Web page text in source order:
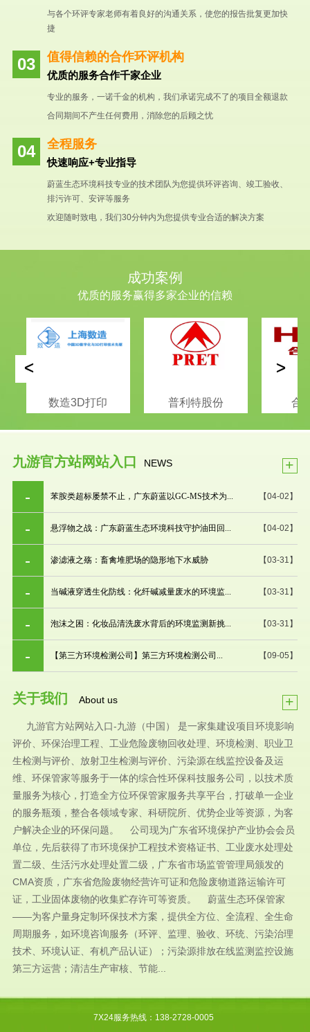
与各个环评专家老师有着良好的沟通关系，使您的报告批复更加快
捷
值得信赖的合作环评机构
优质的服务合作千家企业
专业的服务，一诺千金的机构，我们承诺完成不了的项目全额退款
合同期间不产生任何费用，消除您的后顾之忧
全程服务
快速响应+专业指导
蔚蓝生态环境科技专业的技术团队为您提供环评咨询、竣工验收、
排污许可、安评等服务
欢迎随时致电，我们30分钟内为您提供专业合适的解决方案
成功案例
优质的服务赢得多家企业的信赖
数造3D打印 普利特股份 合
< >
九游官方站网站入口 NEWS +
【04-02】
苯胺类超标屡禁不止，广东蔚蓝以GC-MS技术为...
【04-02】
悬浮物之战：广东蔚蓝生态环境科技守护油田回...
【03-31】
渗滤液之殇：畜禽堆肥场的隐形地下水威胁
【03-31】
当碱液穿透生化防线：化纤碱减量废水的环境监...
【03-31】
泡沫之困：化妆品清洗废水背后的环境监测新挑...
【09-05】
【第三方环境检测公司】第三方环境检测公司...
关于我们 About us +
九游官方站网站入口-九游（中国） 是一家集建设项目环境影响
评价、环保治理工程、工业危险废物回收处理、环境检测、职业卫
生检测与评价、放射卫生检测与评价、污染源在线监控设备及运
维、环保管家等服务于一体的综合性环保科技服务公司，以技术质
量服务为核心，打造全方位环保管家服务共享平台，打破单一企业
的服务瓶颈，整合各领域专家、科研院所、优势企业等资源，为客
户解决企业的环保问题。 公司现为广东省环境保护产业协会会员
单位，先后获得了市环境保护工程技术资格证书、工业废水处理处
置二级、生活污水处理处置二级，广东省市场监管管理局颁发的
CMA资质，广东省危险废物经营许可证和危险废物道路运输许可
证，工业固体废物的收集贮存许可等资质。 蔚蓝生态环保管家
——为客户量身定制环保技术方案，提供全方位、全流程、全生命
周期服务，如环境咨询服务（环评、监理、验收、环统、污染治理
技术、环境认证、有机产品认证）；污染源排放在线监测监控设施
第三方运营；清洁生产审核、节能...
7X24服务热线：138-2728-0005